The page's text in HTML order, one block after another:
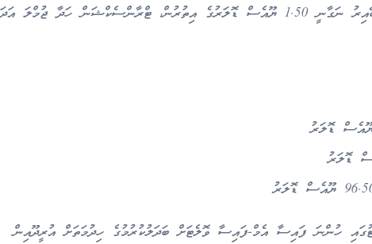
ޕޭޕަލް މެދުވެރިކޮށް ފައިސާ ލިބޭއިރު ނަގާނީ 1.50 ޔޫއެސް ޑޮލަރުގެ އިތުރުން، ޓްރާންސެކްޝަން ހަދާ ޖުމްލަ
ހުންނަ ފައިސާ އެމް-ފައިސާ ވޮލެޓަށް ބަދަލުކުރުމުގެ ހިދުމަތަށް އުރީދޫއިން